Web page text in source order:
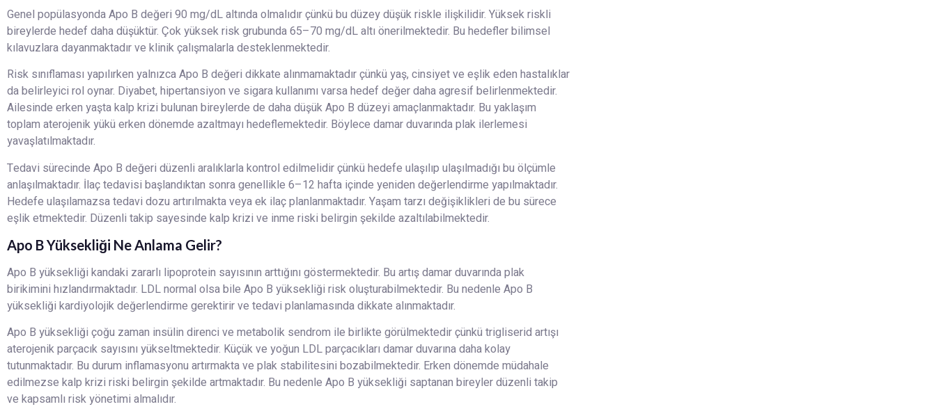
Genel popülasyonda Apo B değeri 90 mg/dL altında olmalıdır çünkü bu düzey düşük riskle ilişkilidir. Yüksek riskli
bireylerde hedef daha düşüktür. Çok yüksek risk grubunda 65–70 mg/dL altı önerilmektedir. Bu hedefler bilimsel
kılavuzlara dayanmaktadır ve klinik çalışmalarla desteklenmektedir.
Risk sınıflaması yapılırken yalnızca Apo B değeri dikkate alınmamaktadır çünkü yaş, cinsiyet ve eşlik eden hastalıklar
da belirleyici rol oynar. Diyabet, hipertansiyon ve sigara kullanımı varsa hedef değer daha agresif belirlenmektedir.
Ailesinde erken yaşta kalp krizi bulunan bireylerde de daha düşük Apo B düzeyi amaçlanmaktadır. Bu yaklaşım
toplam aterojenik yükü erken dönemde azaltmayı hedeflemektedir. Böylece damar duvarında plak ilerlemesi
yavaşlatılmaktadır.
Tedavi sürecinde Apo B değeri düzenli aralıklarla kontrol edilmelidir çünkü hedefe ulaşılıp ulaşılmadığı bu ölçümle
anlaşılmaktadır. İlaç tedavisi başlandıktan sonra genellikle 6–12 hafta içinde yeniden değerlendirme yapılmaktadır.
Hedefe ulaşılamazsa tedavi dozu artırılmakta veya ek ilaç planlanmaktadır. Yaşam tarzı değişiklikleri de bu sürece
eşlik etmektedir. Düzenli takip sayesinde kalp krizi ve inme riski belirgin şekilde azaltılabilmektedir.
Apo B Yüksekliği Ne Anlama Gelir?
Apo B yüksekliği kandaki zararlı lipoprotein sayısının arttığını göstermektedir. Bu artış damar duvarında plak
birikimini hızlandırmaktadır. LDL normal olsa bile Apo B yüksekliği risk oluşturabilmektedir. Bu nedenle Apo B
yüksekliği kardiyolojik değerlendirme gerektirir ve tedavi planlamasında dikkate alınmaktadır.
Apo B yüksekliği çoğu zaman insülin direnci ve metabolik sendrom ile birlikte görülmektedir çünkü trigliserid artışı
aterojenik parçacık sayısını yükseltmektedir. Küçük ve yoğun LDL parçacıkları damar duvarına daha kolay
tutunmaktadır. Bu durum inflamasyonu artırmakta ve plak stabilitesini bozabilmektedir. Erken dönemde müdahale
edilmezse kalp krizi riski belirgin şekilde artmaktadır. Bu nedenle Apo B yüksekliği saptanan bireyler düzenli takip
ve kapsamlı risk yönetimi almalıdır.